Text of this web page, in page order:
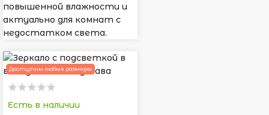
повышенной влажности и
актуально для комнат с
недостатком света.
Доступны любые размеры
Есть в наличии